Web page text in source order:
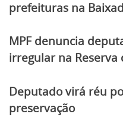
prefeituras na
MPF denuncia
irregular na Reserva
Deputado virá réu
preservação